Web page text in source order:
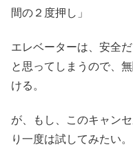
間の２度押し」
エレベーターは、安全
と思ってしまうので、
ける。
が、もし、このキャン
り一度は試してみたい。